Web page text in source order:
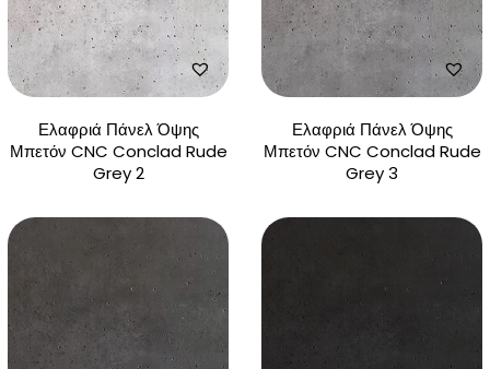
Ελαφριά Πάνελ Όψης
Μπετόν CNC Conclad Rude
Grey 2
Ελαφριά Πάνελ Όψης
Μπετόν CNC Conclad Rude
Grey 3